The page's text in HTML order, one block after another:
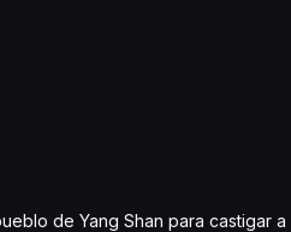
de Yang Shan para castigar